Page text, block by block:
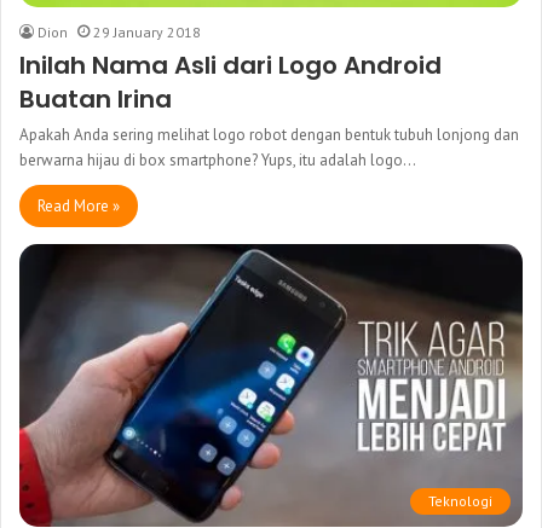
Dion 29 January 2018
Inilah Nama Asli dari Logo Android
Buatan Irina
Apakah Anda sering melihat logo robot dengan bentuk tubuh lonjong dan
berwarna hijau di box smartphone? Yups, itu adalah logo…
Read More »
Teknologi